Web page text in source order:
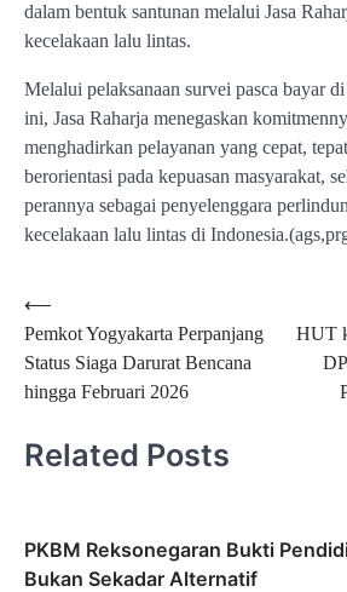
dalam bentuk santunan melalui Jasa
kecelakaan lalu lintas.
Melalui pelaksanaan survei pasca bayar
ini, Jasa Raharja menegaskan
menghadirkan pelayanan yang cepat,
berorientasi pada kepuasan masyarakat,
perannya sebagai penyelenggara
kecelakaan lalu lintas di
Navigasi
pos
⟵
Pemkot Yogyakarta Perpanjang
Status Siaga Darurat Bencana
hingga Februari 2026
HUT
Related Posts
PKBM Reksonegaran Bukti
Bukan Sekadar Alternatif